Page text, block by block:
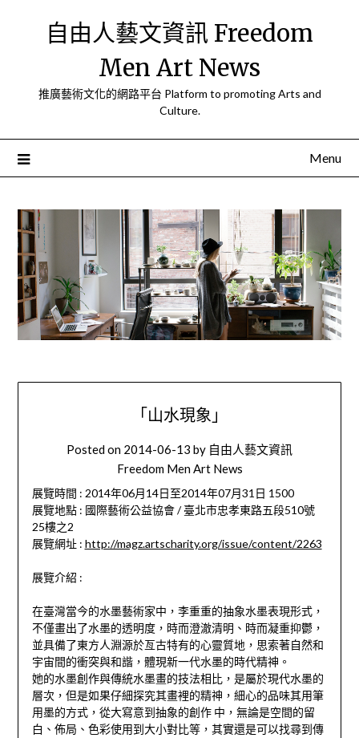
自由人藝文資訊 Freedom
Men Art News
推廣藝術文化的網路平台 Platform to promoting Arts and
Culture.
Menu
「山水現象」
Posted on 2014-06-13 by 自由人藝文資訊
Freedom Men Art News
展覽時間 : 2014年06月14日至2014年07月31日 1500
展覽地點 : 國際藝術公益協會 / 臺北市忠孝東路五段510號
25樓之2
展覽網址 : http://magz.artscharity.org/issue/content/2263
展覽介紹 :
在臺灣當今的水墨藝術家中，李重重的抽象水墨表現形式，
不僅畫出了水墨的透明度，時而澄澈清明、時而凝重抑鬱，
並具備了東方人淵源於亙古特有的心靈質地，思索著自然和
宇宙間的衝突與和諧，體現新一代水墨的時代精神。
她的水墨創作與傳統水墨畫的技法相比，是屬於現代水墨的
層次，但是如果仔細探究其畫裡的精神，細心的品味其用筆
用墨的方式，從大寫意到抽象的創作 中，無論是空間的留
白、佈局、色彩使用到大小對比等，其實還是可以找尋到傳